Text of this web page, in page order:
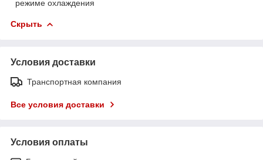
режиме охлаждения
Скрыть
Условия доставки
Транспортная компания
Все условия доставки
Условия оплаты